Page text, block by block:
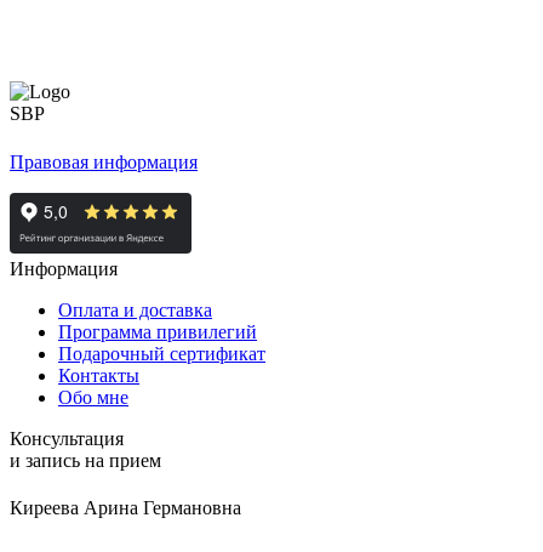
Правовая информация
Информация
Оплата и доставка
Программа привилегий
Подарочный сертификат
Контакты
Обо мне
Консультация
и запись на прием
Киреева Арина Германовна